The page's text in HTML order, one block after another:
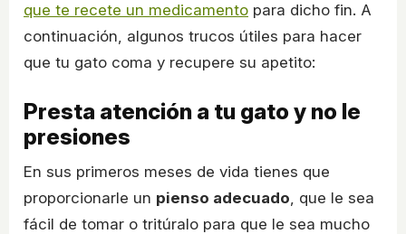
que te recete un medicamento para dicho fin. A
continuación, algunos trucos útiles para hacer
que tu gato coma y recupere su apetito:
Presta atención a tu gato y no le
presiones
En sus primeros meses de vida tienes que
proporcionarle un pienso adecuado, que le sea
fácil de tomar o tritúralo para que le sea mucho